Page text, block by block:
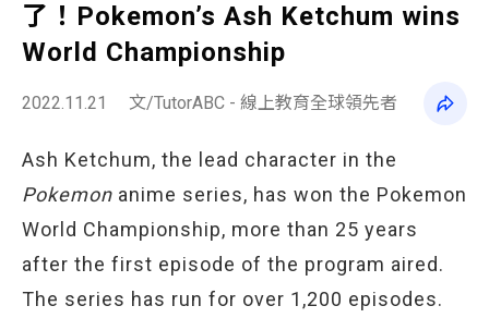
了！Pokemon’s Ash Ketchum wins
World Championship
2022.11.21 文/TutorABC - 線上教育全球領先者
Ash Ketchum, the lead character in the
Pokemon anime series, has won the Pokemon
World Championship, more than 25 years
after the first episode of the program aired.
The series has run for over 1,200 episodes.